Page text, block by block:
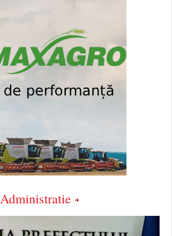
Administratie